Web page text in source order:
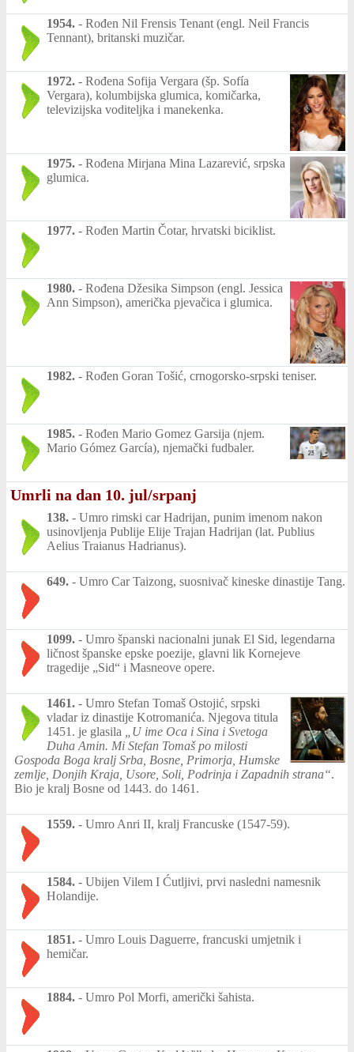
1954. - Rođen Nil Frensis Tenant (engl. Neil Francis
Tennant), britanski muzičar.
1972. - Rođena Sofija Vergara (šp. Sofía
Vergara), kolumbijska glumica, komičarka,
televizijska voditeljka i manekenka.
1975. - Rođena Mirjana Mina Lazarević, srpska
glumica.
1977. - Rođen Martin Čotar, hrvatski biciklist.
1980. - Rođena Džesika Simpson (engl. Jessica
Ann Simpson), američka pjevačica i glumica.
1982. - Rođen Goran Tošić, crnogorsko-srpski teniser.
1985. - Rođen Mario Gomez Garsija (njem.
Mario Gómez García), njemački fudbaler.
Umrli na dan 10. jul/srpanj
138. - Umro rimski car Hadrijan, punim imenom nakon
usinovljenja Publije Elije Trajan Hadrijan (lat. Publius
Aelius Traianus Hadrianus).
649. - Umro Car Taizong, suosnivač kineske dinastije Tang.
1099. - Umro španski nacionalni junak El Sid, legendarna
ličnost španske epske poezije, glavni lik Kornejeve
tragedije „Sid“ i Masneove opere.
1461. - Umro Stefan Tomaš Ostojić, srpski
vladar iz dinastije Kotromanića. Njegova titula
1451. je glasila
„U ime Oca i Sina i Svetoga
Duha Amin. Mi Stefan Tomaš po milosti
Gospoda Boga kralj Srba, Bosne, Primorja, Humske
zemlje, Donjih Kraja, Usore, Soli, Podrinja i Zapadnih strana“.
Bio je kralj Bosne od 1443. do 1461.
1559. - Umro Anri II, kralj Francuske (1547-59).
1584. - Ubijen Vilem I Ćutljivi, prvi nasledni namesnik
Holandije.
1851. - Umro Louis Daguerre, francuski umjetnik i
hemičar.
1884. - Umro Pol Morfi, američki šahista.